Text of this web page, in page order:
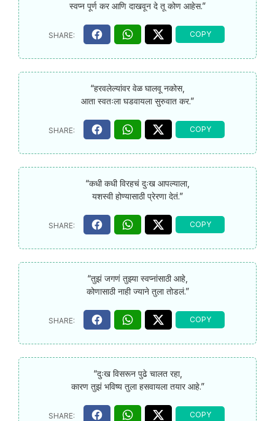
स्वप्न पूर्ण कर आणि दाखवून दे तू कोण आहेस.”
“हरवलेल्यांवर वेळ घालवू नकोस,
आता स्वतःला घडवायला सुरुवात कर.”
“कधी कधी विरहचं दुःख आपल्याला,
यशस्वी होण्यासाठी प्रेरणा देतं.”
“तुझं जगणं तुझ्या स्वप्नांसाठी आहे,
कोणासाठी नाही ज्याने तुला तोडलं.”
“दुःख विसरून पुढे चालत रहा,
कारण तुझं भविष्य तुला हसवायला तयार आहे.”